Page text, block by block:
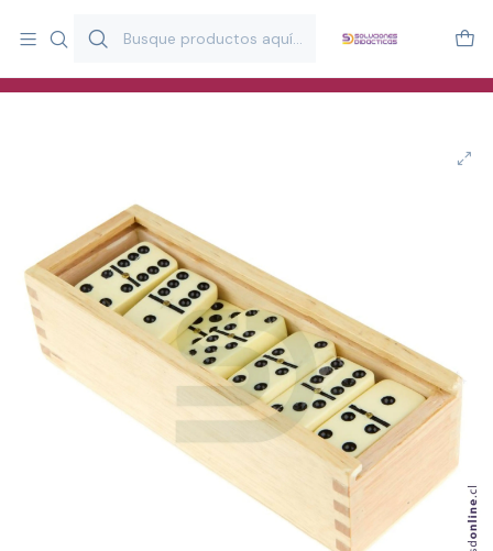
y estimulación infantil en Chile.
Especialistas en recursos educativos para aulas, terapeutas y